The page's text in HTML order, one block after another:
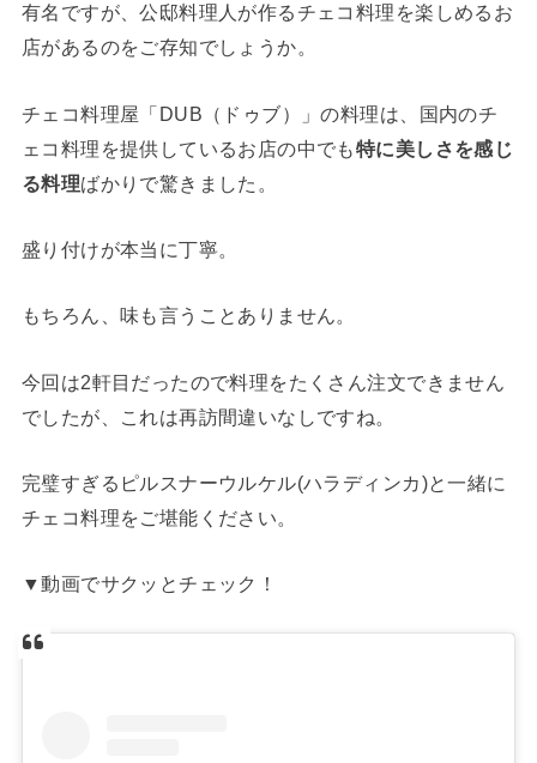
有名ですが、公邸料理人が作るチェコ料理を楽しめるお
店があるのをご存知でしょうか。
チェコ料理屋「DUB（ドゥブ）」の料理は、国内のチ
ェコ料理を提供しているお店の中でも特に美しさを感じ
る料理ばかりで驚きました。
盛り付けが本当に丁寧。
もちろん、味も言うことありません。
今回は2軒目だったので料理をたくさん注文できません
でしたが、これは再訪間違いなしですね。
完璧すぎるピルスナーウルケル(ハラディンカ)と一緒に
チェコ料理をご堪能ください。
▼動画でサクッとチェック！